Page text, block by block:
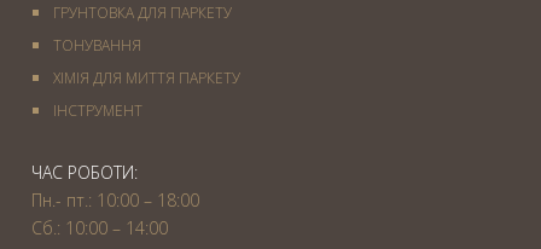
ГРУНТОВКА ДЛЯ ПАРКЕТУ
ТОНУВАННЯ
ХІМІЯ ДЛЯ МИТТЯ ПАРКЕТУ
IНСТРУМЕНТ
ЧАС РОБОТИ:
Пн.- пт.: 10:00 – 18:00
Сб.: 10:00 – 14:00